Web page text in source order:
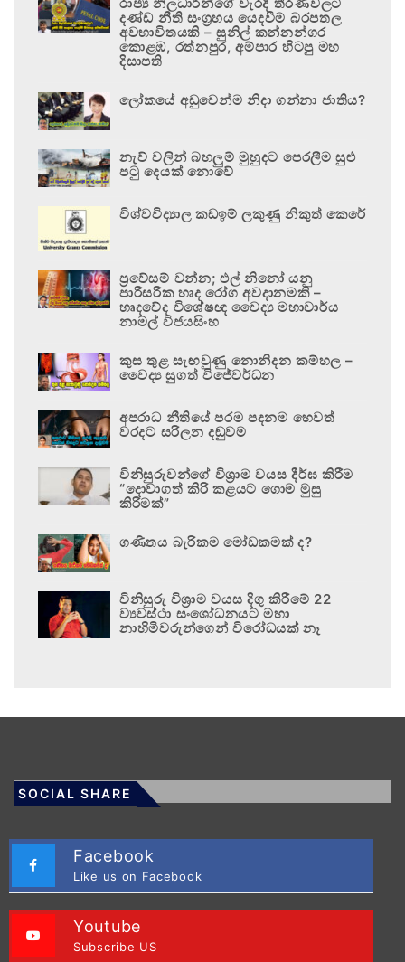
දණ්ඩ නීති සංග්‍රහය යෙදවීම බරපතල
අවභාවිතයකි – සුනිල් කන්නන්ගර
කොළඹ, රත්නපුර, අම්පාර හිටපු මහ
දිසාපති
ලෝකයේ අඩුවෙන්ම නිදා ගන්නා ජාතිය?
නැව් වලින් බහලුම් මුහුදට පෙරලීම සුළු
පටු දෙයක් නොවේ
විශ්වවිද්‍යාල කඩඉම් ලකුණු නිකුත් කෙරේ
ප්‍රවේසම් වන්න; එල් නිනෝ යනු
පාරිසරික හෘද රෝග අවදානමකි –
හෘදවේද විශේෂඥ වෛද්‍ය මහාචාර්ය
නාමල් විජයසිංහ
කුස තුළ සැඟවුණු නොනිදන කම්හල –
වෛද්‍ය සුගත් විජේවර්ධන
අපරාධ නීතියේ පරම පදනම හෙවත්
වරදට සරිලන දඬුවම
විනිසුරුවන්ගේ විශ්‍රාම වයස දීර්ඝ කිරීම
“දොවාගත් කිරි කළයට ගොම මුසු
කිරීමක්”
ගණිතය බැරිකම මෝඩකමක් ද?
විනිසුරු විශ්‍රාම වයස දිගු කිරීමේ 22
ව්‍යවස්ථා සංශෝධනයට මහා
නාහිමිවරුන්ගෙන් විරෝධයක් නෑ
SOCIAL SHARE
Facebook
Like us on Facebook
Youtube
Subscribe US